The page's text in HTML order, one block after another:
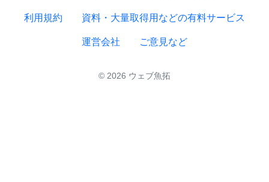
利用規約 資料・大量取得用などの有料サービス
運営会社 ご意見など
© 2026 ウェブ魚拓